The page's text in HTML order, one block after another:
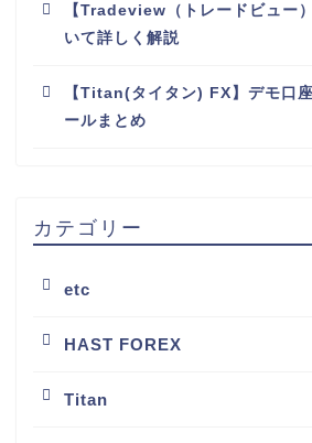
【Tradeview（トレードビュー
いて詳しく解説
【Titan(タイタン) FX】デモ口
ールまとめ
カテゴリー
etc
HAST FOREX
Titan